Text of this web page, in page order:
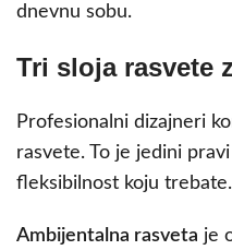
dnevnu sobu.
Tri sloja rasvete
Profesionalni dizajneri
rasvete. To je jedini
fleksibilnost koju trebate.
Ambijentalna rasveta je